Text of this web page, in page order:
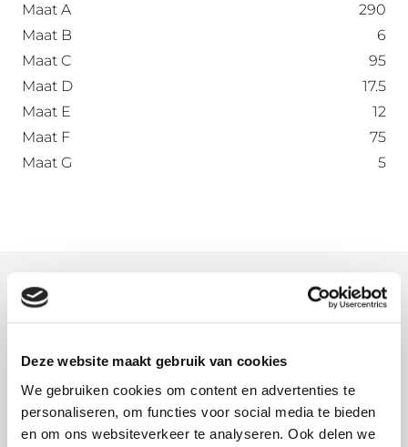
Deze website maakt gebruik van cookies
We gebruiken cookies om content en advertenties te
personaliseren, om functies voor social media te bieden
en om ons websiteverkeer te analyseren. Ook delen we
Maat A
290
Maat B
6
Maat C
95
Maat D
17.5
Maat E
12
Maat F
75
Maat G
5
Meer informatie
gradenbeugels wilt bevestigen. Begin daarbij met
de meest linker en de meest rechter beugel en
span een touwtje tussen de beugels. Nu kunt u
de overige gradenbeugels plaatsen.